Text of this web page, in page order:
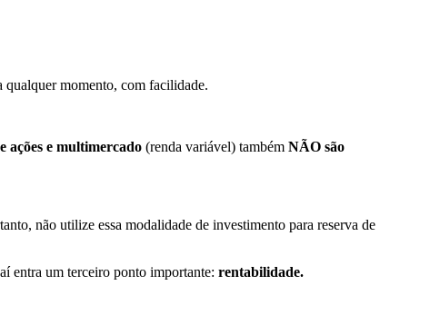
qualquer momento, com facilidade.
ações e multimercado (renda variável) também NÃO são
não utilize essa modalidade de investimento para reserva de
entra um terceiro ponto importante: rentabilidade.